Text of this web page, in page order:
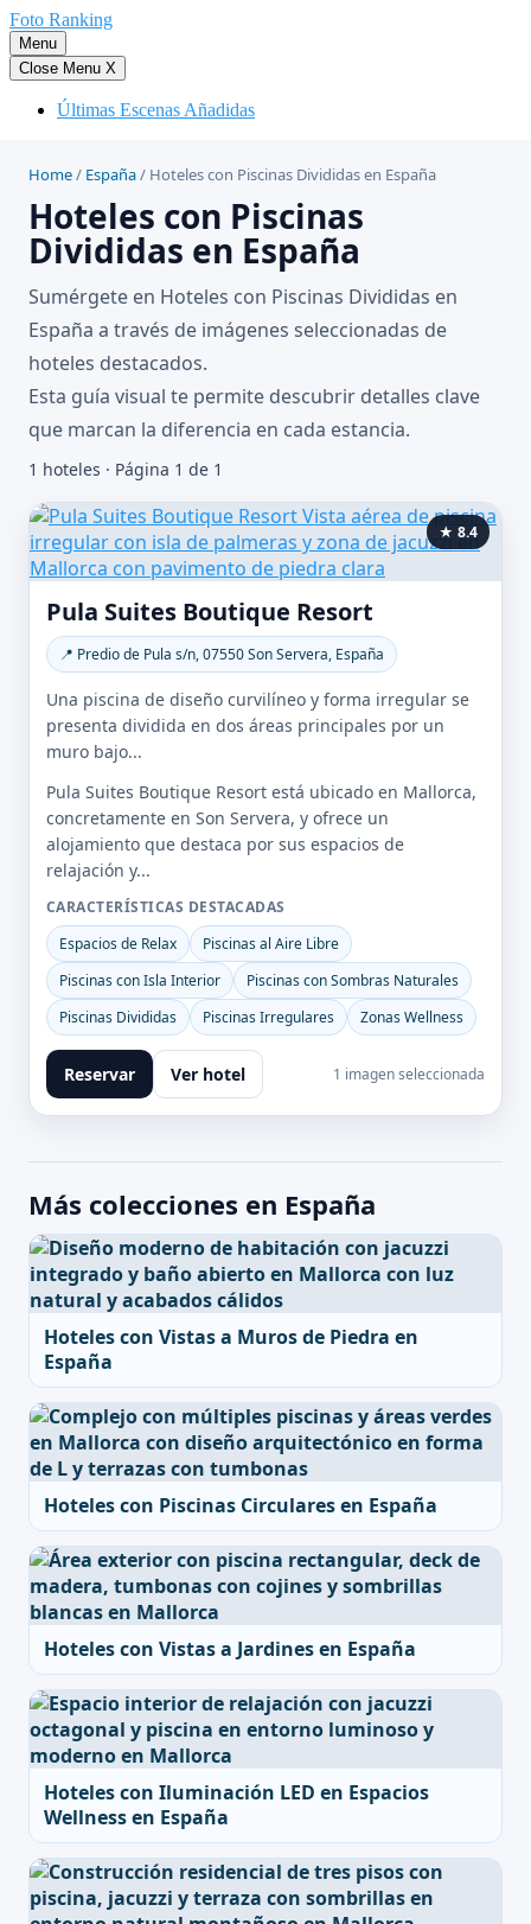
Saltar
al
contenido
Foto Ranking
Menu
Close Menu X
Últimas Escenas Añadidas
Home/ España/ Hoteles con Piscinas Divididas en España
Hoteles con Piscinas
Divididas en España
Sumérgete en Hoteles con Piscinas Divididas en
España a través de imágenes seleccionadas de
hoteles destacados.
Esta guía visual te permite descubrir detalles clave
que marcan la diferencia en cada estancia.
1 hoteles · Página 1 de 1
★ 8.4
Pula Suites Boutique Resort
📍 Predio de Pula s/n, 07550 Son Servera, España
Una piscina de diseño curvilíneo y forma irregular se
presenta dividida en dos áreas principales por un
muro bajo...
Pula Suites Boutique Resort está ubicado en Mallorca,
concretamente en Son Servera, y ofrece un
alojamiento que destaca por sus espacios de
relajación y...
CARACTERÍSTICAS DESTACADAS
Espacios de Relax
Piscinas al Aire Libre
Piscinas con Isla Interior
Piscinas con Sombras Naturales
Piscinas Divididas
Piscinas Irregulares Zonas Wellness
Reservar Ver hotel 1 imagen seleccionada
Más colecciones en España
Hoteles con Vistas a Muros de Piedra en
España
Hoteles con Piscinas Circulares en España
Hoteles con Vistas a Jardines en España
Hoteles con Iluminación LED en Espacios
Wellness en España